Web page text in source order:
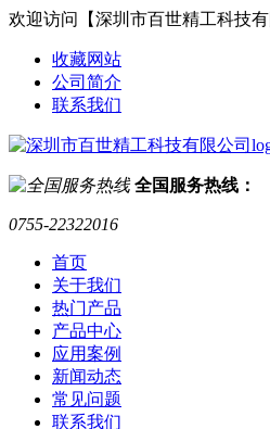
欢迎访问【深圳市百世精工科技
收藏网站
公司简介
联系我们
全国服务热线：
0755-22322016
首页
关于我们
热门产品
产品中心
应用案例
新闻动态
常见问题
联系我们